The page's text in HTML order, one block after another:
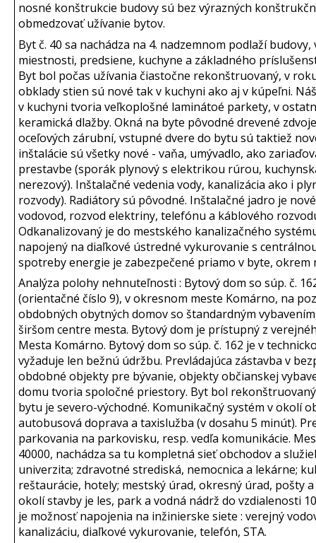
nosné konštrukcie budovy sú bez výrazných
obmedzovať užívanie bytov.
Byt č. 40 sa nachádza na 4. nadzemnom podlaží
miestnosti, predsiene, kuchyne a základného
Byt bol počas užívania čiastočne rekonštruovaný, v
obklady stien sú nové tak v kuchyni ako aj v kúpeľni.
v kuchyni tvoria veľkoplošné laminátoé parkety, v
keramická dlažby. Okná na byte pôvodné drevené
oceľových zárubní, vstupné dvere do bytu sú taktiež
inštalácie sú všetky nové - vaňa, umývadlo, ako
prestavbe (sporák plynový s elektrikou rúrou,
nerezový). Inštalačné vedenia vody, kanalizácia ako i
rozvody). Radiátory sú pôvodné. Inštalačné jadro je
vodovod, rozvod elektriny, telefónu a káblového
Odkanalizovaný je do mestského kanalizačného
napojený na diaľkové ústredné vykurovanie s
spotreby energie je zabezpečené priamo v byte,
Analýza polohy nehnuteľnosti : Bytový dom so súp. č.
(orientačné číslo 9), v okresnom meste Komárno, na
obdobných obytných domov so štandardným
širšom centre mesta. Bytový dom je prístupný z
Mesta Komárno. Bytový dom so súp. č. 162 je v
vyžaduje len bežnú údržbu. Prevládajúca zástavba v
obdobné objekty pre bývanie, objekty občianskej
domu tvoria spoločné priestory. Byt bol
bytu je severo-východné. Komunikačný systém v okolí
autobusová doprava a taxislužba (v dosahu 5 minút).
parkovania na parkovisku, resp. vedľa komunikácie.
40000, nachádza sa tu kompletná sieť obchodov a
univerzita; zdravotné strediská, nemocnica a lekárne;
reštaurácie, hotely; mestský úrad, okresný úrad, pošty
okolí stavby je les, park a vodná nádrž do vzdialenosti
je možnosť napojenia na inžinierske siete : verejný
kanalizáciu, diaľkové vykurovanie, telefón, STA.